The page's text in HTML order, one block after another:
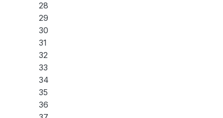
28
29
30
31
32
33
34
35
36